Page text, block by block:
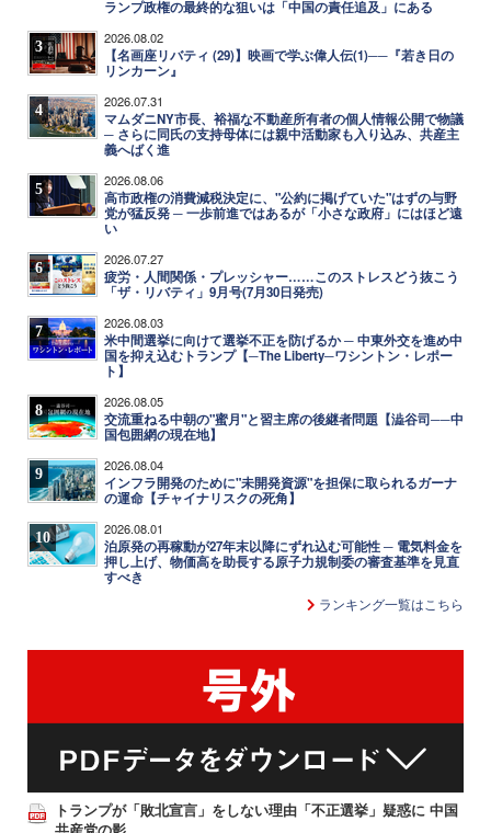
ランプ政権の最終的な狙いは「中国の責任追及」にある
3 2026.08.02
【名画座リバティ (29)】映画で学ぶ偉人伝(1)──『若き日の
リンカーン』
4 2026.07.31
マムダニNY市長、裕福な不動産所有者の個人情報公開で物議
─ さらに同氏の支持母体には親中活動家も入り込み、共産主
義へばく進
5 2026.08.06
高市政権の消費減税決定に、"公約に掲げていた"はずの与野
党が猛反発 ─ 一歩前進ではあるが「小さな政府」にはほど遠
い
6 2026.07.27
疲労・人間関係・プレッシャー……このストレスどう抜こう
「ザ・リバティ」9月号(7月30日発売)
7 2026.08.03
米中間選挙に向けて選挙不正を防げるか ─ 中東外交を進め中
国を抑え込むトランプ【─The Liberty─ワシントン・レポー
ト】
8 2026.08.05
交流重ねる中朝の"蜜月"と習主席の後継者問題【澁谷司──中
国包囲網の現在地】
9 2026.08.04
インフラ開発のために"未開発資源"を担保に取られるガーナ
の運命【チャイナリスクの死角】
10 2026.08.01
泊原発の再稼動が27年末以降にずれ込む可能性 ─ 電気料金を
押し上げ、物価高を助長する原子力規制委の審査基準を見直
すべき
ランキング一覧はこちら
トランプが「敗北宣言」をしない理由「不正選挙」疑惑に 中国